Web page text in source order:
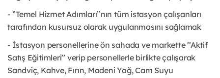
- ’’Temel Hizmet Adımları’’nın tüm istasyon çalışanları
tarafından kusursuz olarak uygulanmasını sağlamak
- İstasyon personellerine ön sahada ve markette ’’Aktif
Satış Eğitimleri’’ verip personellerle birlikte çalışarak
Sandviç, Kahve, Fırın, Madeni Yağ, Cam Suyu